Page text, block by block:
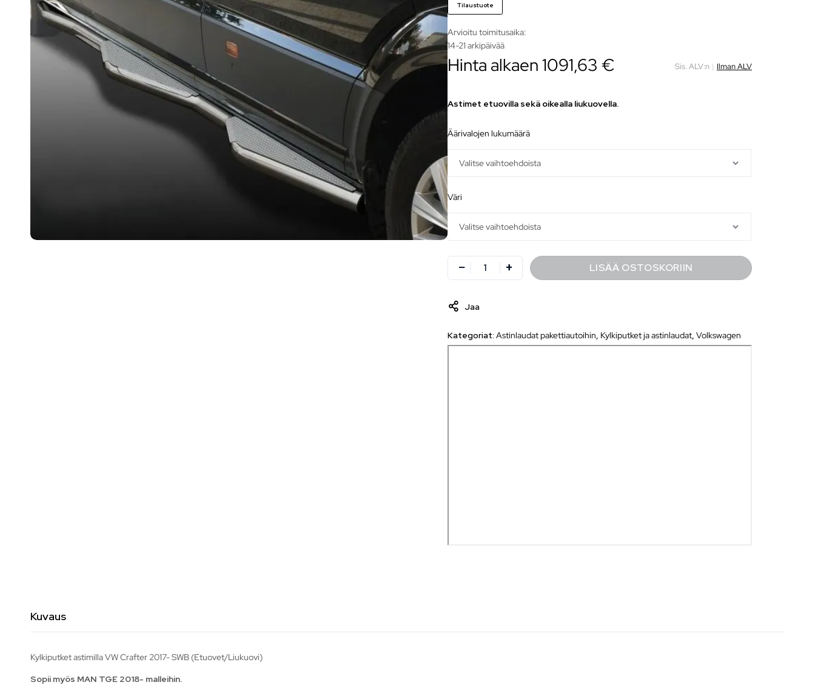
Tilaustuote
Arvioitu toimitusaika:
14-21 arkipäivää
Hinta alkaen1091,63 € Sis. ALV:n | Ilman ALV
Astimet etuovilla sekä oikealla liukuovella.
äärivalojen lukumäärä
väri
LISÄÄ OSTOSKORIIN
Jaa
Kategoriat:Astinlaudat pakettiautoihin Kylkiputket ja astinlaudat ,Volkswagen
Kuvaus
Kylkiputket astimilla VW Crafter 2017- SWB (Etuovet/Liukuovi)
Sopii myös MAN TGE 2018- malleihin.